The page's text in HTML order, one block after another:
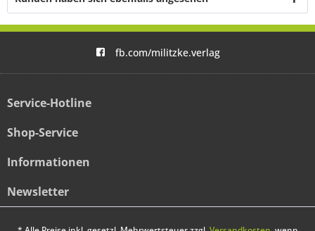
fb.com/militzke.verlag
Service-Hotline
Shop-Service
Informationen
Newsletter